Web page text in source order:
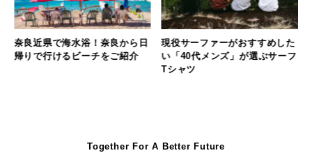
奈良近県で海水浴！奈良から日
帰りで行けるビーチをご紹介
現役サーファーがおすすめした
い「40代メンズ」が選ぶサーフ
Tシャツ
Together For A Better Future